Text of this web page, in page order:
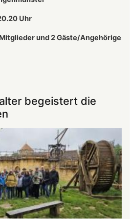
Uhr
und 2 Gäste/Angehörige
begeistert die